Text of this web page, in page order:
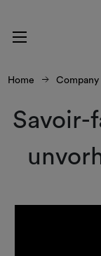
Home Company
Savoir-